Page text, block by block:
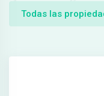
Todas las